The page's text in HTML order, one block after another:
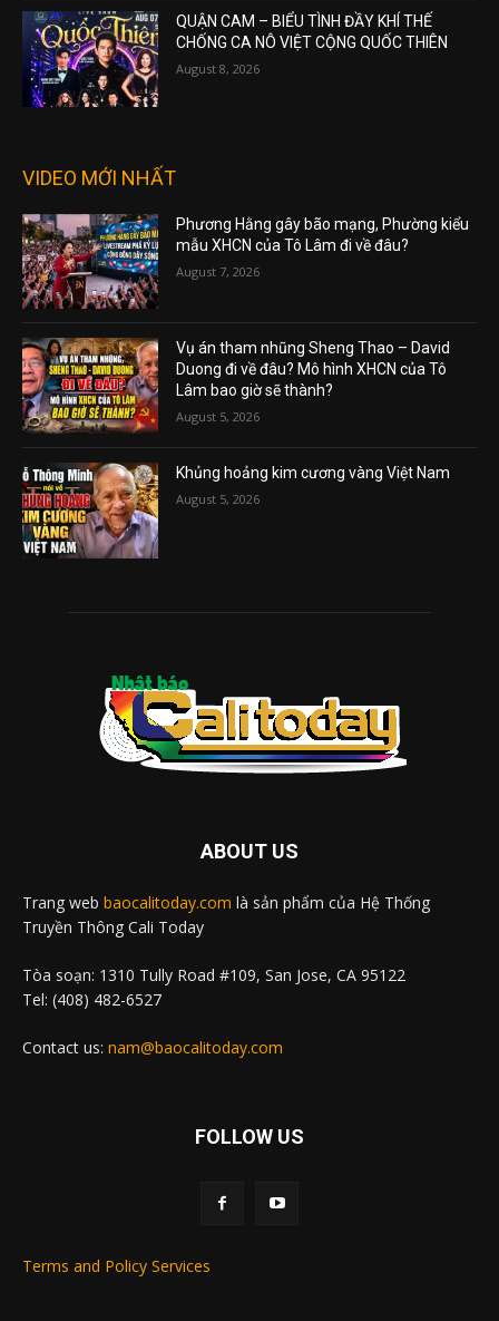
QUẬN CAM – BIỂU TÌNH ĐẦY KHÍ THẾ
CHỐNG CA NÔ VIỆT CỘNG QUỐC THIÊN
August 8, 2026
VIDEO MỚI NHẤT
Phương Hằng gây bão mạng, Phường kiểu
mẫu XHCN của Tô Lâm đi về đâu?
August 7, 2026
Vụ án tham nhũng Sheng Thao – David
Duong đi về đâu? Mô hình XHCN của Tô
Lâm bao giờ sẽ thành?
August 5, 2026
Khủng hoảng kim cương vàng Việt Nam
August 5, 2026
ABOUT US
Trang web baocalitoday.com là sản phẩm của Hệ Thống
Truyền Thông Cali Today
Tòa soạn: 1310 Tully Road #109, San Jose, CA 95122
Tel: (408) 482-6527
Contact us: nam@baocalitoday.com
FOLLOW US
Terms and Policy Services